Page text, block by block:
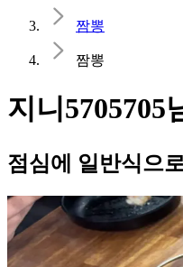
짬뽕
짬뽕
지니5705705
점심에 일반식으